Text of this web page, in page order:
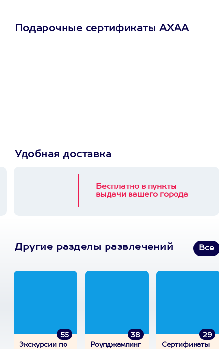
Подарочные сертификаты АХАА
Удобная доставка
Бесплатно в пункты
выдачи вашего города
Другие разделы развлечений Все
55
Экскурсии по
38
Роупджампинг
29
Сертификаты